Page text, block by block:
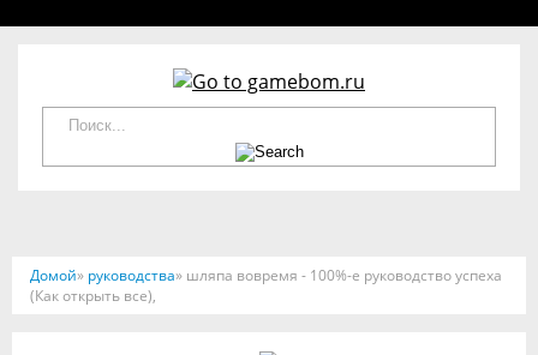
Домой» руководства» шляпа вовремя - 100%-е руководство успеха
(Как открыть все),